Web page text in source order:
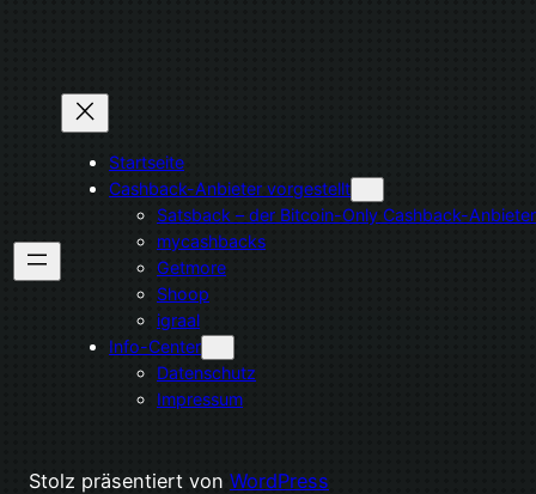
Startseite
Cashback-Anbieter vorgestellt
Satsback – der Bitcoin-Only Cashback-Anbieter
mycashbacks
Getmore
Shoop
igraal
Info-Center
Datenschutz
Impressum
Stolz präsentiert von WordPress